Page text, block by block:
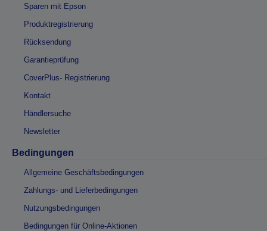
Sparen mit Epson
Produktregistrierung
Rücksendung
Garantieprüfung
CoverPlus- Registrierung
Kontakt
Händlersuche
Newsletter
Bedingungen
Allgemeine Geschäftsbedingungen
Zahlungs- und Lieferbedingungen
Nutzungsbedingungen
Bedingungen für Online-Aktionen